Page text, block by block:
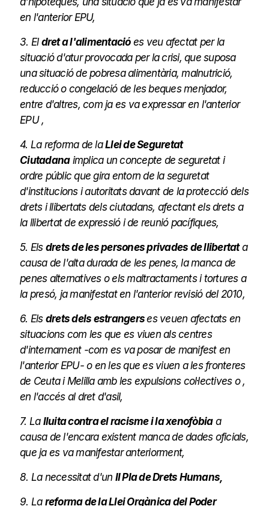
en l'anterior EPU,
3. El dret a l'alimentacióes veu afectat per la
situació d'atur provocada per la crisi, que suposa
una situació de pobresa alimentària, malnutrició,
reducció o congelació de les beques menjador,
entre d'altres, com ja es va expressar en l'anterior
EPU ,
4. La reforma de laLlei de Seguretat
Ciutadanaimplica un concepte de seguretat i
ordre públic que gira entorn de la seguretat
d'institucions i autoritats davant de la protecció dels
drets i llibertats dels ciutadans, afectant els drets a
la llibertat de expressió i de reunió pacífiques,
5. Els drets de les persones privades de llibertata
causa de l'alta durada de les penes, la manca de
penes alternatives o els maltractaments i tortures a
la presó, ja manifestat en l'anterior revisió del 2010,
6. Els drets dels estrangerses veuen afectats en
situacions com les que es viuen als centres
d'internament -com es va posar de manifest en
l'anterior EPU- o en les que es viuen a les fronteres
de Ceuta i Melilla amb les expulsions col·lectives o ,
en l'accés al dret d'asil,
7. La lluita contra el racisme i la xenofòbiaa
causa de l'encara existent manca de dades oficials,
que ja es va manifestar anteriorment,
8. La necessitat d'un II Pla de Drets Humans,
9. La reforma de la Llei Orgànica del Poder